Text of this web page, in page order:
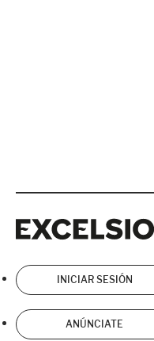
INICIAR SESIÓN
ANÚNCIATE